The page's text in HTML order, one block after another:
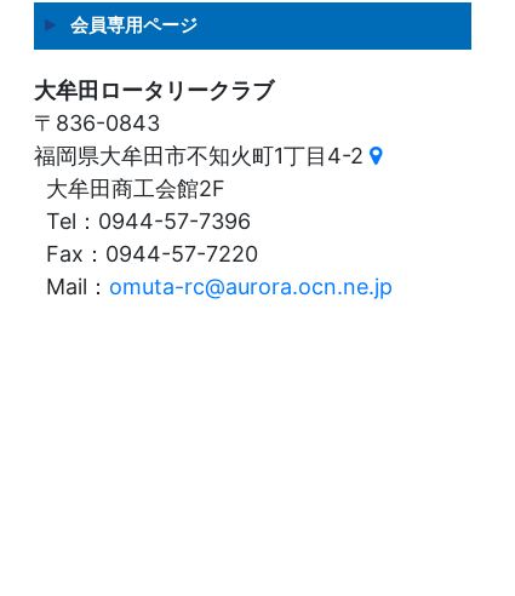
会員専用ページ
大牟田ロータリークラブ
〒836-0843
福岡県大牟田市不知火町1丁目4-2
大牟田商工会館2F
Tel：0944-57-7396
Fax：0944-57-7220
Mail： omuta-rc@aurora.ocn.ne.jp